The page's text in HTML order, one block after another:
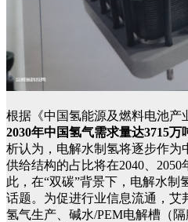
根据《中国氢能源及燃料电池产
2030年中国氢气需求量达3715万
析认为，电解水制氢将逐步作为
供给结构的占比将在2040、2050
此，在“双碳”背景下，电解水制
话题。为促进行业信息流通，艾
氢气生产、碱水/PEM电解槽（